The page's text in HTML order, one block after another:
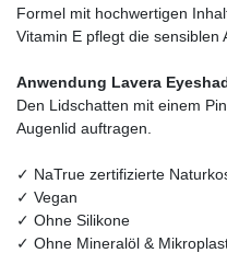
Formel mit hochwertigen
Vitamin E pflegt die sensiblen
Anwendung Lavera
Den Lidschatten mit einem
Augenlid auftragen.
✓ NaTrue zertifizierte
✓ Vegan
✓ Ohne Silikone
✓ Ohne Mineralöl &